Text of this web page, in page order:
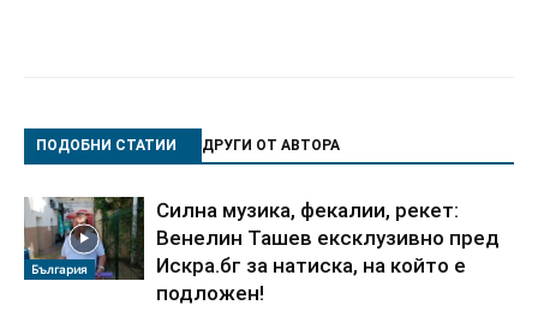
ПОДОБНИ СТАТИИ ДРУГИ ОТ АВТОРА
България
Силна музика, фекалии, рекет:
Венелин Ташев ексклузивно пред
Искра.бг за натиска, на който е
подложен!